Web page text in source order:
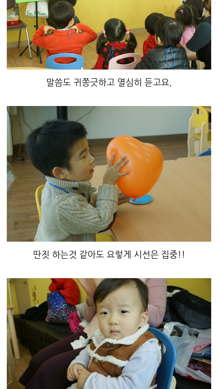
말씀도 귀쫑긋하고 열심히 듣고요,
딴짓 하는것 같아도 요렇게 시선은 집중!!